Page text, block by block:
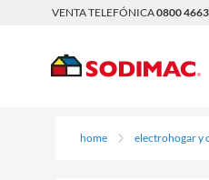
VENTA TELEFÓNICA0800 4663
home electrohogar y